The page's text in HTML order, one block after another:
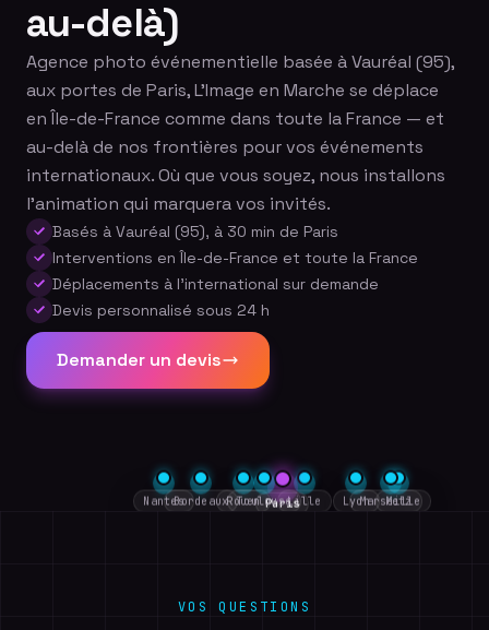
au-delà)
Agence photo événementielle basée à Vauréal (95),
aux portes de Paris, L'Image en Marche se déplace
en Île-de-France comme dans toute la France — et
au-delà de nos frontières pour vos événements
internationaux. Où que vous soyez, nous installons
l'animation qui marquera vos invités.
Basés à Vauréal (95), à 30 min de Paris
Interventions en Île-de-France et toute la France
Déplacements à l'international sur demande
Devis personnalisé sous 24 h
Demander un devis
Lille
Rouen Paris Metz
Nantes Lyon
Bordeaux Toulouse Marseille
VOS QUESTIONS